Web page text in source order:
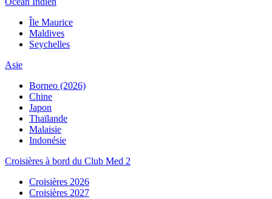
Île Maurice
Maldives
Seychelles
Asie
Borneo (2026)
Chine
Japon
Thaïlande
Malaisie
Indonésie
Croisières à bord du Club Med 2
Croisières 2026
Croisières 2027